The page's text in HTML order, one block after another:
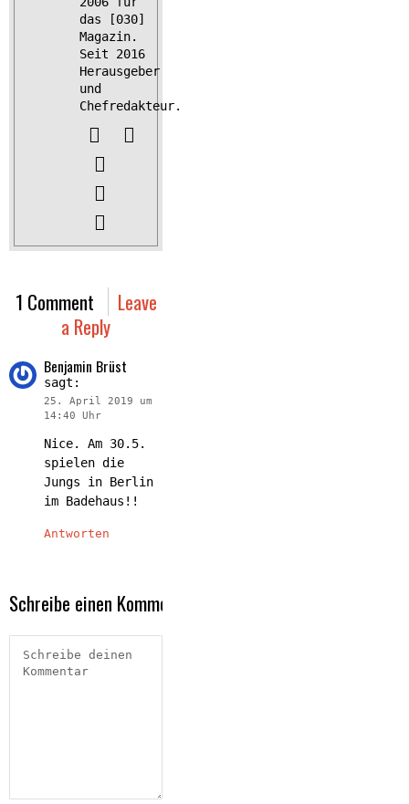
das [030]
Magazin.
Seit 2016
Herausgeber
und
Chefredakteur.
1 Comment
Leave
a Reply
Benjamin Brüst
sagt:
25. April 2019 um
14:40 Uhr
Nice. Am 30.5.
spielen die
Jungs in Berlin
im Badehaus!!
Antworten
Schreibe einen Kommentar